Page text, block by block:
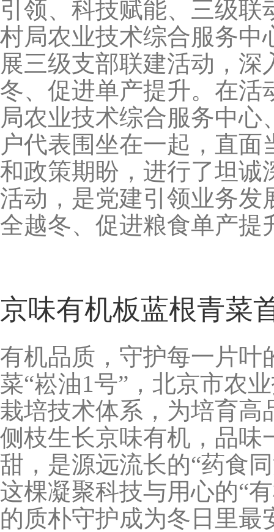
引领、科技赋能、三级联
村局农业技术综合服务中
展三级支部联建活动，
冬、促进单产提升。在活
局农业技术综合服务中
户代表围坐在一起，直
和政策期盼，进行了坦诚
活动，是党建引领业务发
全越冬、促进粮食单产提
京味有机板蓝根青菜
有机品质，守护每一片叶
菜“崧油1号”，北京市农
栽培技术体系，为培育高
侧枝生长京味有机，品味
甜，是源远流长的“药食
这棵凝聚科技与用心的“
的质朴守护成为冬日里最